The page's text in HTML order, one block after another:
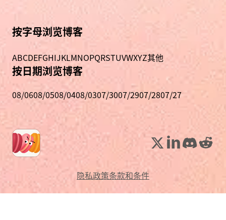
按字母浏览博客
ABCDEFGHIJKLMNOPQRSTUVWXYZ其他
按日期浏览博客
08/0608/0508/0408/0307/3007/2907/2807/27
隐私政策条款和条件